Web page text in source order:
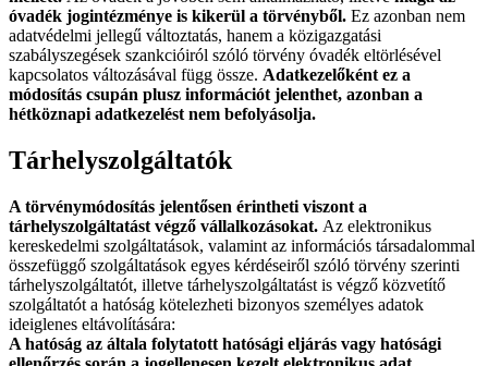
óvadék jogintézménye is kikerül a törvényből. Ez azonban nem
adatvédelmi jellegű változtatás, hanem a közigazgatási
szabályszegések szankcióiról szóló törvény óvadék eltörlésével
kapcsolatos változásával függ össze. Adatkezelőként ez a
módosítás csupán plusz információt jelenthet, azonban a
hétköznapi adatkezelést nem befolyásolja.
Tárhelyszolgáltatók
A törvénymódosítás jelentősen érintheti viszont a
tárhelyszolgáltatást végző vállalkozásokat. Az elektronikus
kereskedelmi szolgáltatások, valamint az információs társadalommal
összefüggő szolgáltatások egyes kérdéseiről szóló törvény szerinti
tárhelyszolgáltatót, illetve tárhelyszolgáltatást is végző közvetítő
szolgáltatót a hatóság kötelezheti bizonyos személyes adatok
ideiglenes eltávolítására:
A hatóság az általa folytatott hatósági eljárás vagy hatósági